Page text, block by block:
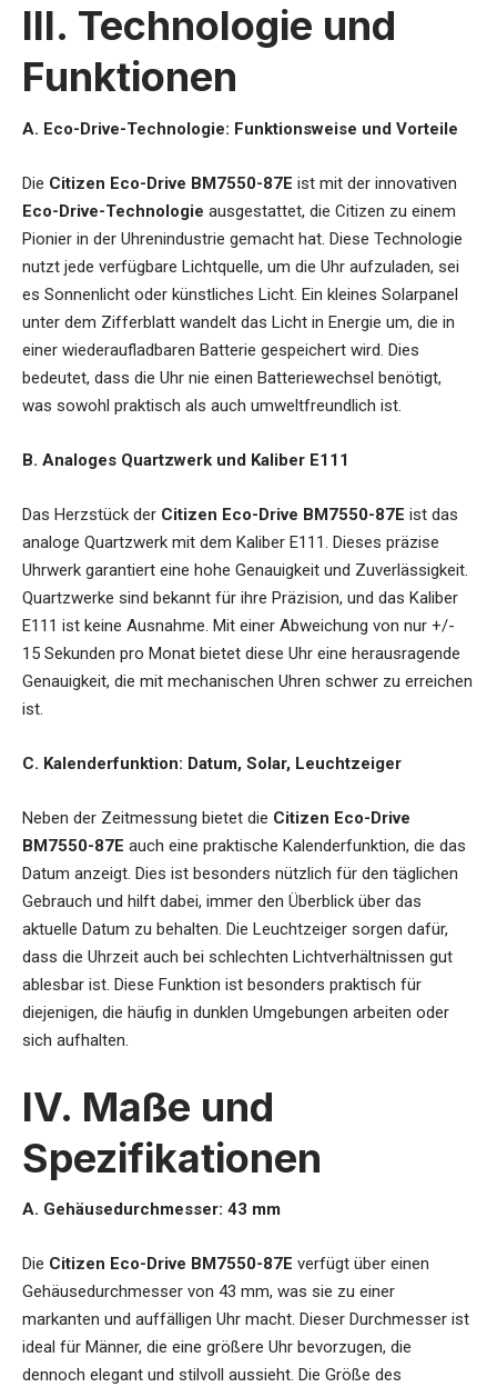
III. Technologie und
Funktionen
A. Eco-Drive-Technologie: Funktionsweise und Vorteile
Die Citizen Eco-Drive BM7550-87E ist mit der innovativen
Eco-Drive-Technologie ausgestattet, die Citizen zu einem
Pionier in der Uhrenindustrie gemacht hat. Diese Technologie
nutzt jede verfügbare Lichtquelle, um die Uhr aufzuladen, sei
es Sonnenlicht oder künstliches Licht. Ein kleines Solarpanel
unter dem Zifferblatt wandelt das Licht in Energie um, die in
einer wiederaufladbaren Batterie gespeichert wird. Dies
bedeutet, dass die Uhr nie einen Batteriewechsel benötigt,
was sowohl praktisch als auch umweltfreundlich ist.
B. Analoges Quartzwerk und Kaliber E111
Das Herzstück der Citizen Eco-Drive BM7550-87E ist das
analoge Quartzwerk mit dem Kaliber E111. Dieses präzise
Uhrwerk garantiert eine hohe Genauigkeit und Zuverlässigkeit.
Quartzwerke sind bekannt für ihre Präzision, und das Kaliber
E111 ist keine Ausnahme. Mit einer Abweichung von nur +/-
15 Sekunden pro Monat bietet diese Uhr eine herausragende
Genauigkeit, die mit mechanischen Uhren schwer zu erreichen
ist.
C. Kalenderfunktion: Datum, Solar, Leuchtzeiger
Neben der Zeitmessung bietet die Citizen Eco-Drive
BM7550-87E auch eine praktische Kalenderfunktion, die das
Datum anzeigt. Dies ist besonders nützlich für den täglichen
Gebrauch und hilft dabei, immer den Überblick über das
aktuelle Datum zu behalten. Die Leuchtzeiger sorgen dafür,
dass die Uhrzeit auch bei schlechten Lichtverhältnissen gut
ablesbar ist. Diese Funktion ist besonders praktisch für
diejenigen, die häufig in dunklen Umgebungen arbeiten oder
sich aufhalten.
IV. Maße und
Spezifikationen
A. Gehäusedurchmesser: 43 mm
Die Citizen Eco-Drive BM7550-87E verfügt über einen
Gehäusedurchmesser von 43 mm, was sie zu einer
markanten und auffälligen Uhr macht. Dieser Durchmesser ist
ideal für Männer, die eine größere Uhr bevorzugen, die
dennoch elegant und stilvoll aussieht. Die Größe des